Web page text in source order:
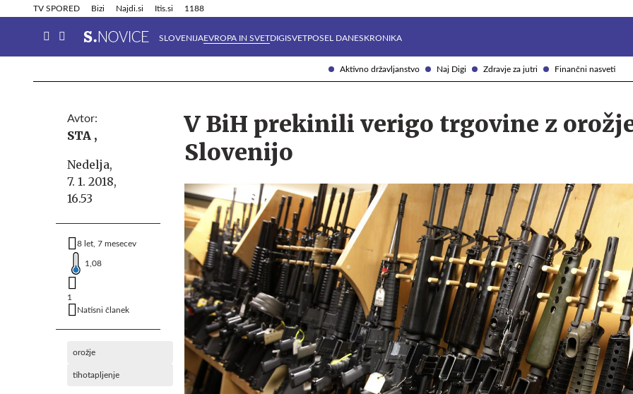
Aktivno državljanstvo Naj Digi Zdravje za jutri Finančni nasveti
TV SPORED Bizi Najdi.si Itis.si 1188
SLOVENIJAEVROPA IN SVETDIGISVETPOSEL DANESKRONIKA
Info in obvestila Tehnik
Avtor:
STA ,
Nedelja,
7. 1. 2018,
16.53
8 let, 7 mesecev
1,08
1
Natisni članek
orožje
tihotapljenje
V BiH prekinili verigo trgovine z
Slovenijo